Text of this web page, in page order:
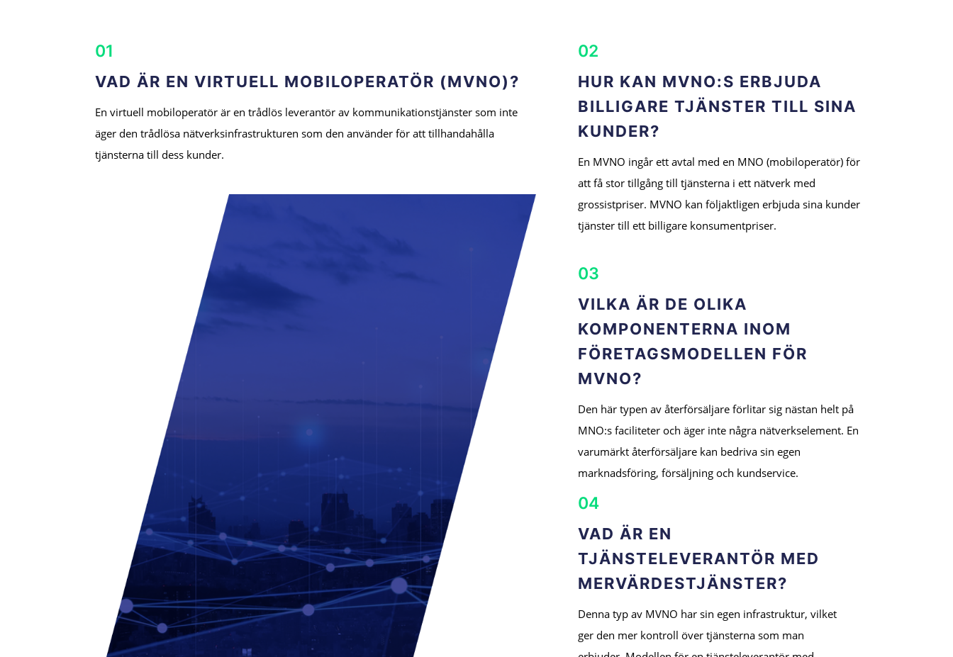
01
VAD ÄR EN VIRTUELL MOBILOPERATÖR (MVNO)?
En virtuell mobiloperatör är en trådlös leverantör av kommunikationstjänster som inte
äger den trådlösa nätverksinfrastrukturen som den använder för att tillhandahålla
tjänsterna till dess kunder.
02
HUR KAN MVNO:S ERBJUDA
BILLIGARE TJÄNSTER TILL SINA
KUNDER?
En MVNO ingår ett avtal med en MNO (mobiloperatör) för
att få stor tillgång till tjänsterna i ett nätverk med
grossistpriser. MVNO kan följaktligen erbjuda sina kunder
tjänster till ett billigare konsumentpriser.
03
VILKA ÄR DE OLIKA
KOMPONENTERNA INOM
FÖRETAGSMODELLEN FÖR
MVNO?
Den här typen av återförsäljare förlitar sig nästan helt på
MNO:s faciliteter och äger inte några nätverkselement. En
varumärkt återförsäljare kan bedriva sin egen
marknadsföring, försäljning och kundservice.
04
VAD ÄR EN
TJÄNSTELEVERANTÖR MED
MERVÄRDESTJÄNSTER?
Denna typ av MVNO har sin egen infrastruktur, vilket
ger den mer kontroll över tjänsterna som man